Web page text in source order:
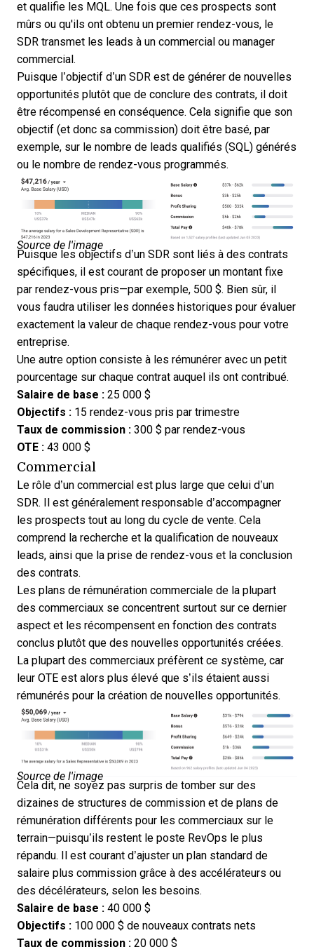
et qualifie les MQL. Une fois que ces prospects sont
mûrs ou qu'ils ont obtenu un premier rendez-vous, le
SDR transmet les leads à un commercial ou manager
commercial.
Puisque l’objectif d’un SDR est de générer de nouvelles
opportunités plutôt que de conclure des contrats, il doit
être récompensé en conséquence. Cela signifie que son
objectif (et donc sa commission) doit être basé, par
exemple, sur le nombre de leads qualifiés (SQL) générés
ou le nombre de rendez-vous programmés.
Source de l'image
Puisque les objectifs d’un SDR sont liés à des contrats
spécifiques, il est courant de proposer un montant fixe
par rendez-vous pris—par exemple, 500 $. Bien sûr, il
vous faudra utiliser les données historiques pour évaluer
exactement la valeur de chaque rendez-vous pour votre
entreprise.
Une autre option consiste à les rémunérer avec un petit
pourcentage sur chaque contrat auquel ils ont contribué.
Salaire de base : 25 000 $
Objectifs : 15 rendez-vous pris par trimestre
Taux de commission : 300 $ par rendez-vous
OTE : 43 000 $
Commercial
Le rôle d’un commercial est plus large que celui d’un
SDR. Il est généralement responsable d’accompagner
les prospects tout au long du cycle de vente. Cela
comprend la recherche et la qualification de nouveaux
leads, ainsi que la prise de rendez-vous et la conclusion
des contrats.
Les plans de rémunération commerciale de la plupart
des commerciaux se concentrent surtout sur ce dernier
aspect et les récompensent en fonction des contrats
conclus plutôt que des nouvelles opportunités créées.
La plupart des commerciaux préfèrent ce système, car
leur OTE est alors plus élevé que s’ils étaient aussi
rémunérés pour la création de nouvelles opportunités.
Source de l'image
Cela dit, ne soyez pas surpris de tomber sur des
dizaines de structures de commission et de plans de
rémunération différents pour les commerciaux sur le
terrain—puisqu’ils restent le poste RevOps le plus
répandu. Il est courant d’ajuster un plan standard de
salaire plus commission grâce à des accélérateurs ou
des décélérateurs, selon les besoins.
Salaire de base : 40 000 $
Objectifs : 100 000 $ de nouveaux contrats nets
Taux de commission : 20 000 $